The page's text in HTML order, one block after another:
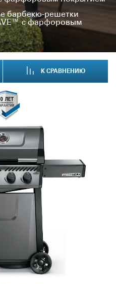
барбекю-решетки
с фарфоровым
К СРАВНЕНИЮ